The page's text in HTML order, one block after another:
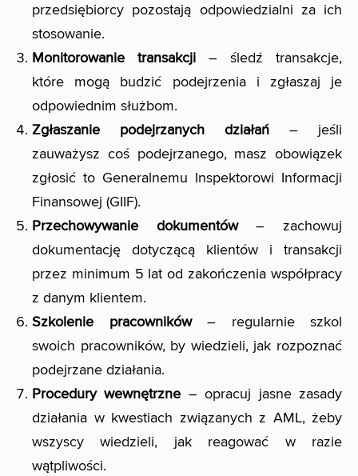
przedsiębiorcy pozostają odpowiedzialni za ich
stosowanie.
Monitorowanie transakcji – śledź transakcje,
które mogą budzić podejrzenia i zgłaszaj je
odpowiednim służbom.
Zgłaszanie podejrzanych działań – jeśli
zauważysz coś podejrzanego, masz obowiązek
zgłosić to Generalnemu Inspektorowi Informacji
Finansowej (GIIF).
Przechowywanie dokumentów– zachowuj
dokumentację dotyczącą klientów i transakcji
przez minimum 5 lat od zakończenia współpracy
z danym klientem.
Szkolenie pracowników– regularnie szkol
swoich pracowników, by wiedzieli, jak rozpoznać
podejrzane działania.
Procedury wewnętrzne – opracuj jasne zasady
działania w kwestiach związanych z AML, żeby
wszyscy wiedzieli, jak reagować w razie
wątpliwości.